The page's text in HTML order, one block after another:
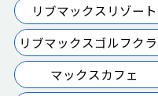
リブマックスリゾート
リブマックスゴルフク
マックスカフェ